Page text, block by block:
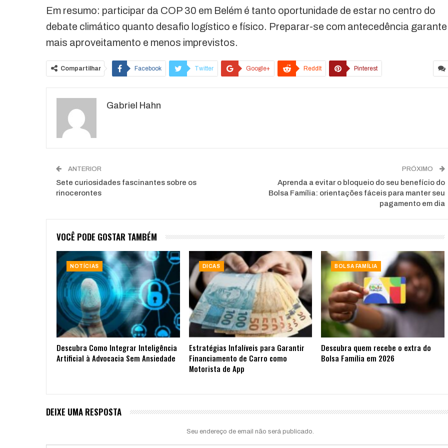
Em resumo: participar da COP 30 em Belém é tanto oportunidade de estar no centro do
debate climático quanto desafio logístico e físico. Preparar-se com antecedência garante
mais aproveitamento e menos imprevistos.
Compartilhar Facebook Twitter Google+ ReddIt Pinterest
Gabriel Hahn
ANTERIOR
Sete curiosidades fascinantes sobre os
rinocerontes
PRÓXIMO
Aprenda a evitar o bloqueio do seu benefício do
Bolsa Família: orientações fáceis para manter seu
pagamento em dia
VOCÊ PODE GOSTAR TAMBÉM
NOTÍCIAS
Descubra Como Integrar Inteligência
Artificial à Advocacia Sem Ansiedade
DICAS
Estratégias Infalíveis para Garantir
Financiamento de Carro como
Motorista de App
BOLSA FAMÍLIA
Descubra quem recebe o extra do
Bolsa Família em 2026
DEIXE UMA RESPOSTA
Seu endereço de email não será publicado.